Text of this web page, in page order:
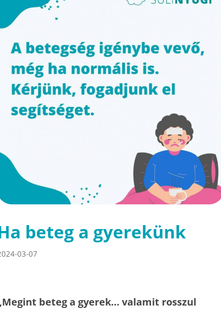
beteg a gyerekünk
03-07
beteg a gyerek… valamit rosszul